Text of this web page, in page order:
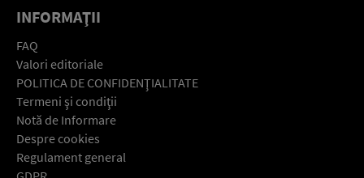
INFORMAŢII
FAQ
Valori editoriale
POLITICA DE CONFIDENŢIALITATE
Termeni şi condiţii
Notă de Informare
Despre cookies
Regulament general